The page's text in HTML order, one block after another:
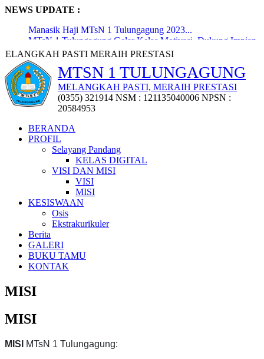
NEWS UPDATE :
Manasik Haji MTsN 1 Tulungagung 2023...
MTsN 1 Tulungagung Gelar Kelas Motivasi, Dukung Impian
dan P...
Pembukaan Lomba Lukis Digital oleh Kepala Kantor
Kementerian...
Penyerahan 72 Penghargaan Kejuaraan Tingkat Kabupaten,
Provi...
Penyerahan Puluhan Trofi Kejuaraan Class Meeting
Osatusaka...
Workshop Penyusunan Media Ajar Berbasis Digital...
MTsN 1 Tulungagung Raih Penghargaan MURI dari
Gerakan Lieras...
Pisah Sambut Kepala Madrasah dan KTU MTsN 1
Tulungagung...
Pemberangkatan Jemaah Haji Pegawai Madrasah Terpadu...
Upacara Bersama Peringatan Hari Lahir Pancasila:
Meningkatka...
MERAIH PRESTASI
MTSN 1 TULUNGAGUNG
MELANGKAH PASTI, MERAIH PRESTASI
(0355) 321914 NSM : 121135040006 NPSN :
20584953
BERANDA
PROFIL
Selayang Pandang
KELAS DIGITAL
VISI DAN MISI
VISI
MISI
KESISWAAN
Osis
Ekstrakurikuler
Berita
GALERI
BUKU TAMU
KONTAK
MISI
MISI
MISI MTsN 1 Tulungagung: